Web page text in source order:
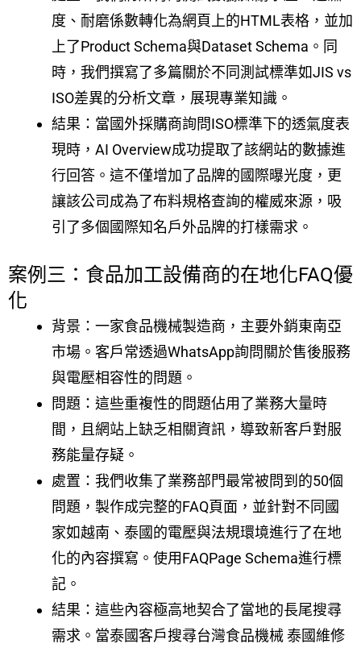
度、耐磨係數轉化為網頁上的HTML表格，並加
上了Product Schema與Dataset Schema。同
時，我們撰寫了多篇關於不同測試標準如JIS vs
ISO差異的分析文章，展現專業知識。
結果：當國外採購商詢問ISO標準下的透氣度表
現時，AI Overview成功提取了該網站的數據進
行回答。這不僅增加了品牌的國際曝光度，更
讓該公司成為了布料規格查詢的權威來源，吸
引了多個國際知名戶外品牌的打樣需求。
案例三：食品加工設備商的在地化FAQ優
化
背景：一家食品機械製造商，主要外銷東南亞
市場。客戶常透過WhatsApp詢問關於售後服務
與電壓相容性的問題。
問題：這些重複性的問題佔用了業務大量時
間，且網站上缺乏相關資訊，導致新客戶對服
務能量存疑。
處置：我們收集了業務部門最常被問到的50個
問題，製作成完整的FAQ頁面，並針對不同國
家如越南、泰國的電壓與法規環境進行了在地
化的內容撰寫。使用FAQPage Schema進行標
記。
結果：這些內容極高地契合了當地的長尾搜尋
需求。當泰國客戶搜尋台灣食品機械 泰國維修